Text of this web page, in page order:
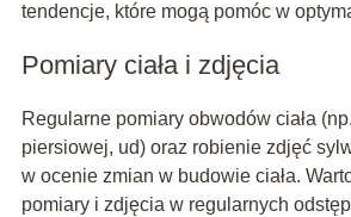
tendencje, które mogą pomóc w
Pomiary ciała i zdjęcia
Regularne pomiary obwodów ciała
piersiowej, ud) oraz robienie zdjęć
w ocenie zmian w budowie ciała.
pomiary i zdjęcia w regularnych